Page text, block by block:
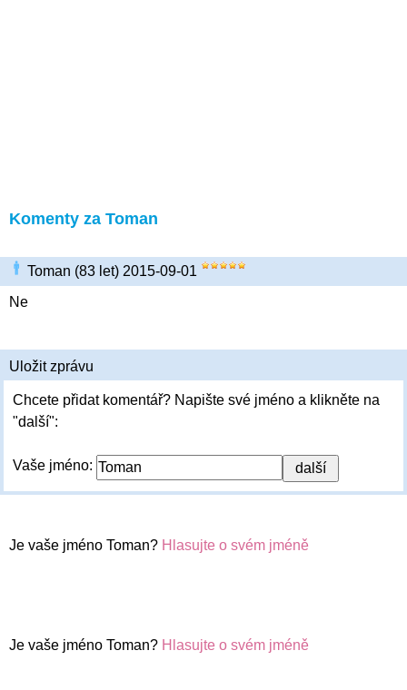
Komenty za Toman
Toman (83 let) 2015-09-01
Ne
Uložit zprávu
Chcete přidat komentář? Napište své jméno a klikněte na
"další":
Vaše jméno:
Je vaše jméno Toman? Hlasujte o svém jméně
Je vaše jméno Toman? Hlasujte o svém jméně